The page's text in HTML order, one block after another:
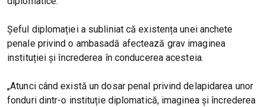
Șeful diplomației a subliniat că existența unei anchete
penale privind o ambasadă afectează grav imaginea
instituției și încrederea în conducerea acesteia.
„Atunci când există un dosar penal privind delapidarea unor
fonduri dintr-o instituție diplomatică, imaginea și încrederea